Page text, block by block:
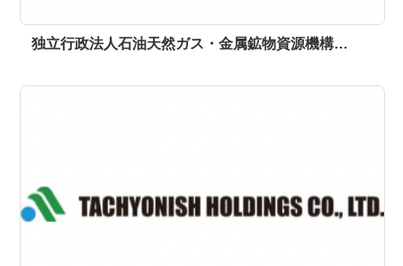
独立行政法人石油天然ガス・金属鉱物資源機構…